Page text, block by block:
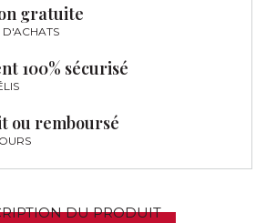
gratuite
100% sécurisé
ou remboursé
DU PRODUIT